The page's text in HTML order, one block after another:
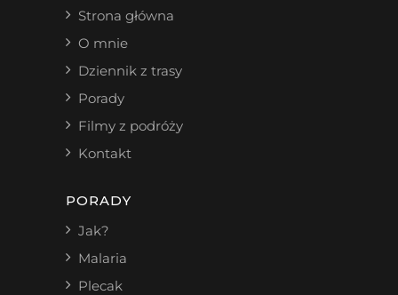
Strona główna
O mnie
Dziennik z trasy
Porady
Filmy z podróży
Kontakt
PORADY
Jak?
Malaria
Plecak